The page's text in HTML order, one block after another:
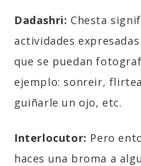
Dadashri: Chesta
actividades
que se puedan
ejemplo: sonreir,
guiñarle un ojo, etc.
Interlocutor: Pero
haces una broma a